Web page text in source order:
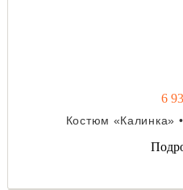
6
Костюм «Калинка»